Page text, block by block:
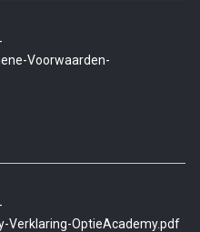
Voorwaarden-
OptieAcademy.pdf